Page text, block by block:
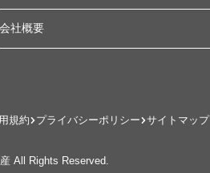
会社概要
規約 プライバシーポリシー サイトマップ
All Rights Reserved.